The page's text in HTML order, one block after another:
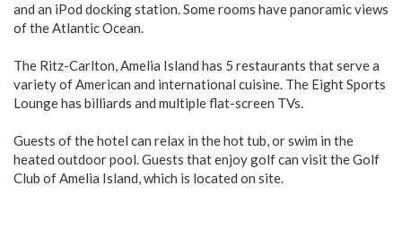
and an iPod docking station. Some rooms have panoramic views
of the Atlantic Ocean.
The Ritz-Carlton, Amelia Island has 5 restaurants that serve a
variety of American and international cuisine. The Eight Sports
Lounge has billiards and multiple flat-screen TVs.
Guests of the hotel can relax in the hot tub, or swim in the
heated outdoor pool. Guests that enjoy golf can visit the Golf
Club of Amelia Island, which is located on site.